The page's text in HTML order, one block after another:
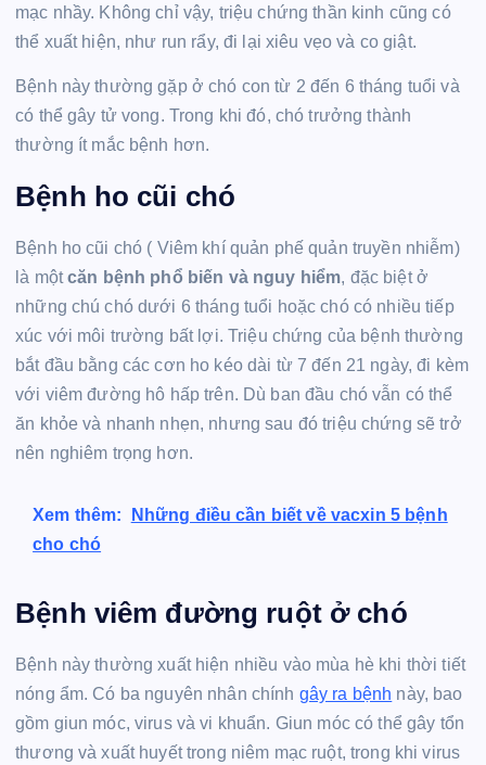
mạc nhầy. Không chỉ vậy, triệu chứng thần kinh cũng có
thể xuất hiện, như run rẩy, đi lại xiêu vẹo và co giật.
Bệnh này thường gặp ở chó con từ 2 đến 6 tháng tuổi và
có thể gây tử vong. Trong khi đó, chó trưởng thành
thường ít mắc bệnh hơn.
Bệnh ho cũi chó
Bệnh ho cũi chó ( Viêm khí quản phế quản truyền nhiễm)
là mộtcăn bệnh phổ biến và nguy hiểm, đặc biệt ở
những chú chó dưới 6 tháng tuổi hoặc chó có nhiều tiếp
xúc với môi trường bất lợi. Triệu chứng của bệnh thường
bắt đầu bằng các cơn ho kéo dài từ 7 đến 21 ngày, đi kèm
với viêm đường hô hấp trên. Dù ban đầu chó vẫn có thể
ăn khỏe và nhanh nhẹn, nhưng sau đó triệu chứng sẽ trở
nên nghiêm trọng hơn.
Xem thêm:
Những điều cần biết về vacxin 5 bệnh
cho chó
Bệnh viêm đường ruột ở chó
Bệnh này thường xuất hiện nhiều vào mùa hè khi thời tiết
nóng ẩm. Có ba nguyên nhân chính gây ra bệnh này, bao
gồm giun móc, virus và vi khuẩn. Giun móc có thể gây tổn
thương và xuất huyết trong niêm mạc ruột, trong khi virus